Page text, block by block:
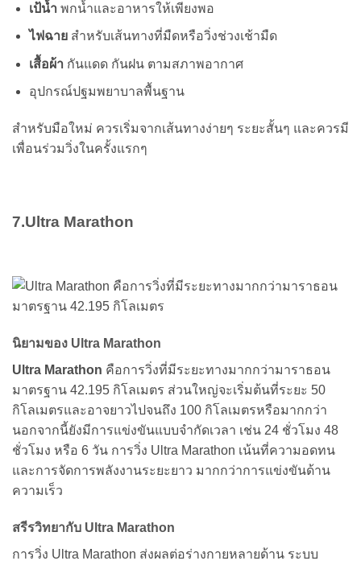
เป้น้ำ พกน้ำและอาหารให้เพียงพอ
ไฟฉายสำหรับเส้นทางที่มืดหรือวิ่งช่วงเช้ามืด
เสื้อผ้า กันแดด กันฝน ตามสภาพอากาศ
อุปกรณ์ปฐมพยาบาลพื้นฐาน
สำหรับมือใหม่ ควรเริ่มจากเส้นทางง่ายๆ ระยะสั้นๆ และควรมี
เพื่อนร่วมวิ่งในครั้งแรกๆ
7.Ultra Marathon
นิยามของ Ultra Marathon
Ultra Marathon คือการวิ่งที่มีระยะทางมากกว่ามาราธอน
มาตรฐาน 42.195 กิโลเมตร ส่วนใหญ่จะเริ่มต้นที่ระยะ 50
กิโลเมตรและอาจยาวไปจนถึง 100 กิโลเมตรหรือมากกว่า
นอกจากนี้ยังมีการแข่งขันแบบจำกัดเวลา เช่น 24 ชั่วโมง 48
ชั่วโมง หรือ 6 วัน การวิ่ง Ultra Marathon เน้นที่ความอดทน
และการจัดการพลังงานระยะยาว มากกว่าการแข่งขันด้าน
ความเร็ว
สรีรวิทยากับ Ultra Marathon
การวิ่ง Ultra Marathon ส่งผลต่อร่างกายหลายด้าน ระบบ